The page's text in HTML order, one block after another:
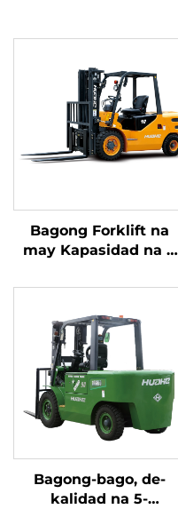
Bagong Forklift na
may Kapasidad na 4
kumukuha ng
diesel, na may mataas
na kalidad na Hapones
na motor ng ISUZU
Bagong-bago, de-
kalidad na 5-